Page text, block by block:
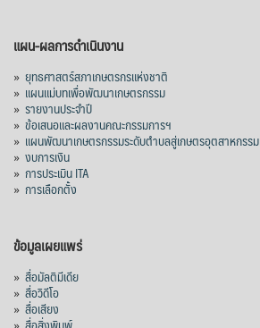
แผน-ผลการดำเนินงาน
» ยุทธศาสตร์สภาเกษตรกรแห่งชาติ
» แผนแม่บทเพื่อพัฒนาเกษตรกรรม
» รายงานประจำปี
» ข้อเสนอและผลงานคณะกรรมการฯ
» แผนพัฒนาเกษตรกรรมระดับตำบลสู่เกษตรอุตสาหกรรม
» งบการเงิน
» การประเมิน ITA
» การเลือกตั้ง
ข้อมูลเผยแพร่
» สื่อมัลติมีเดีย
» สื่อวิดีโอ
» สื่อเสียง